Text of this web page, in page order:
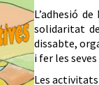
L’adhesió
solidaritat
dissabte,
i fer les
Les